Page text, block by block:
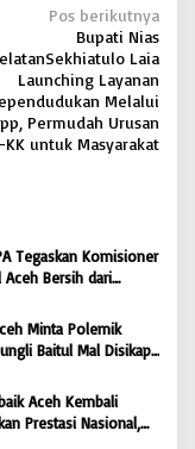
Pos berikutnya
Bupati Nias
Laia
Launching Layanan
Melalui
Permudah Urusan
KK untuk Masyarakat
Tegaskan Komisioner
Aceh Bersih dari
Diminta Hentikan
Hoaks | BONGKAR
Minta Polemik
Baitul Mal Disikapi
Oknum |
‘Perkara.com
Aceh Kembali
Prestasi Nasional,